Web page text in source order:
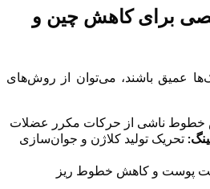
برای کاهش چین و
عمیق باشند، می‌توان از روش‌های
ناشی از حرکات مکرر عضلات
: تحریک تولید کلاژن و جوان‌سازی
پوست و کاهش خطوط ریز